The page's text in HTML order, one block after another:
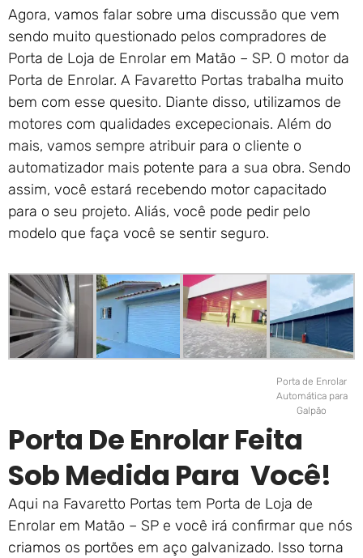
Agora, vamos falar sobre uma discussão que vem
sendo muito questionado pelos compradores de
Porta de Loja de Enrolar em Matão – SP. O motor da
Porta de Enrolar. A Favaretto Portas trabalha muito
bem com esse quesito. Diante disso, utilizamos de
motores com qualidades excepecionais. Além do
mais, vamos sempre atribuir para o cliente o
automatizador mais potente para a sua obra. Sendo
assim, você estará recebendo motor capacitado
para o seu projeto. Aliás, você pode pedir pelo
modelo que faça você se sentir seguro.
Porta de Enrolar
Automática para
Galpão
Porta De Enrolar Feita
Sob Medida Para Você!
Aqui na Favaretto Portas tem Porta de Loja de
Enrolar em Matão – SP e você irá confirmar que nós
criamos os portões em aço galvanizado. Isso torna